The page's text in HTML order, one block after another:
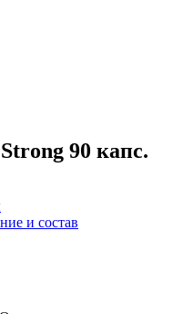
90 капс.
и состав